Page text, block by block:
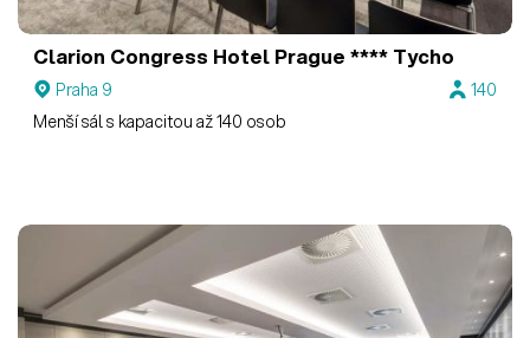
Clarion Congress Hotel Prague **** Tycho
Praha 9
140
Menší sál s kapacitou až 140 osob